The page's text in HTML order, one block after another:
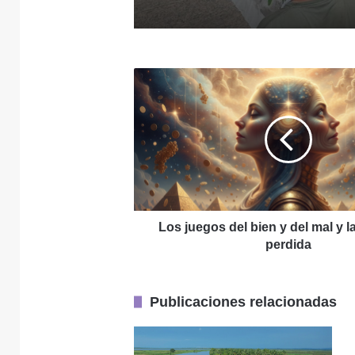
27 julio, 2026
25 julio, 2026
18 julio, 2026
Los
juegos
del
bien
del
mal
la
inocenciaLos juegos del bien y del mal y
perdida
Publicaciones relacionadas